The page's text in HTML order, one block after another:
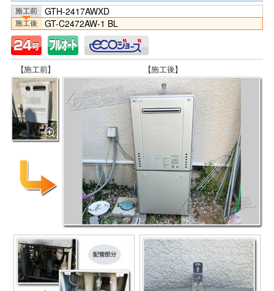
GTH-2417AWXD
GT-C2472AW-1 BL